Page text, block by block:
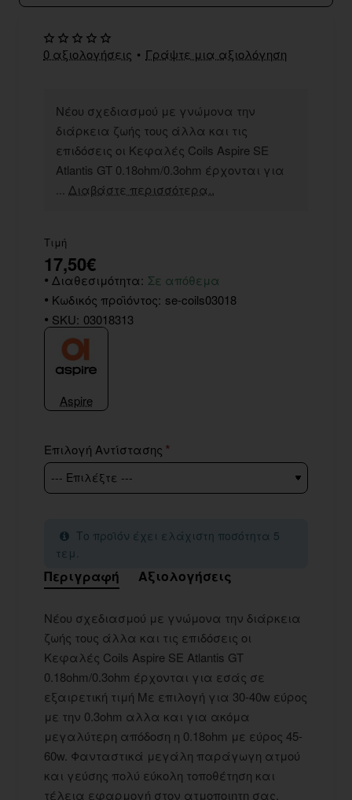
Νέου σχεδιασμού με γνώμονα την
διάρκεια ζωής τους άλλα και τις
επιδόσεις οι Κεφαλές Coils Aspire SE
Atlantis GT 0.18ohm/0.3ohm έρχονται για
Διαβάστε περισσότερα..
0 αξιολογήσεις • Γράψτε μια αξιολόγηση
Τιμή
17,50€
Διαθεσιμότητα: Σε απόθεμα
Κωδικός προϊόντος: se-coils03018
SKU: 03018313
Aspire
Επιλογή Αντίστασης
Το προϊόν έχει ελάχιστη ποσότητα 5
τεμ.
Περιγραφή Αξιολογήσεις
Νέου σχεδιασμού με γνώμονα την διάρκεια
ζωής τους άλλα και τις επιδόσεις οι
Κεφαλές Coils Aspire SE Atlantis GT
0.18ohm/0.3ohm έρχονται για εσάς σε
εξαιρετική τιμή Με επιλογή για 30-40w εύρος
με την 0.3ohm αλλα και για ακόμα
μεγαλύτερη απόδοση η 0.18ohm με εύρος 45-
60w. Φανταστικά μεγάλη παράγωγη ατμού
και γεύσης πολύ εύκολη τοποθέτηση και
τέλεια εφαρμογή στον ατμοποιητη σας.